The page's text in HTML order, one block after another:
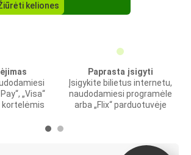
keliones
„Visa“
Paprasta įsigyti
Įsigykite bilietus internetu,
naudodamiesi programėle
arba „Flix“ parduotuvėje